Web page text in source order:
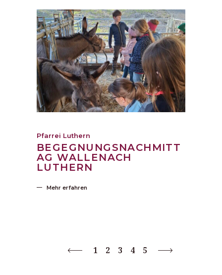
Pfarrei Luthern
BEGEGNUNGSNACHMITT
AG WALLENACH
LUTHERN
Mehr erfahren
1 2 3 4 5